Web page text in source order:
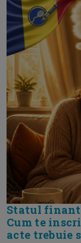
Statul
Cum te
acte trebuie